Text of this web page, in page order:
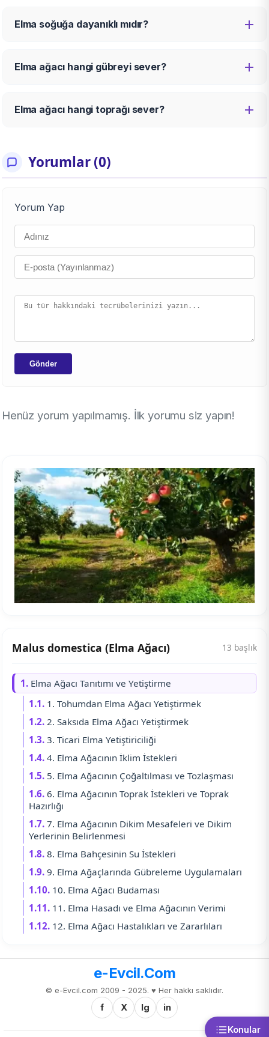
Elma soğuğa dayanıklı mıdır?
Elma ağacı hangi gübreyi sever?
Elma ağacı hangi toprağı sever?
Yorumlar (0)
Yorum Yap
Gönder
Henüz yorum yapılmamış. İlk yorumu siz yapın!
Malus domestica (Elma Ağacı) 13 başlık
1. Elma Ağacı Tanıtımı ve Yetiştirme
1.1. 1. Tohumdan Elma Ağacı Yetiştirmek
1.2. 2. Saksıda Elma Ağacı Yetiştirmek
1.3. 3. Ticari Elma Yetiştiriciliği
1.4. 4. Elma Ağacının İklim İstekleri
1.5. 5. Elma Ağacının Çoğaltılması ve Tozlaşması
1.6. 6. Elma Ağacının Toprak İstekleri ve Toprak
Hazırlığı
1.7. 7. Elma Ağacının Dikim Mesafeleri ve Dikim
Yerlerinin Belirlenmesi
1.8. 8. Elma Bahçesinin Su İstekleri
1.9. 9. Elma Ağaçlarında Gübreleme Uygulamaları
1.10. 10. Elma Ağacı Budaması
1.11. 11. Elma Hasadı ve Elma Ağacının Verimi
1.12. 12. Elma Ağacı Hastalıkları ve Zararlıları
Konular
e-Evcil.Com
© e-Evcil.com 2009 - 2025. ♥️ Her hakkı saklıdır.
f X Ig in